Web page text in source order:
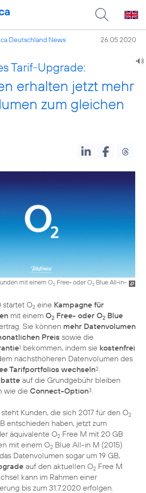
Deutschland News 26.05.2020
Tarif-Upgrade:
erhalten jetzt mehr
zum gleichen
mit einem O2 Free- oder O2 Blue All-in-
startet O2 eine Kampagne für
mit einem O2 Free- oder O2 Blue
Sie können mehr Datenvolumen
Preis sowie die
1 bekommen, indem sie kostenfrei
nächsthöheren Datenvolumen des
Tarifportfolios wechseln2
auf die Grundgebühr bleiben
wie die Connect-Option3
steht Kunden, die sich 2017 für den O2
entschieden haben, jetzt zum
äquivalente O2 Free M mit 20 GB
mit einem O2 Blue All-in M (2015)
Datenvolumen sogar um 19 GB,
auf den aktuellen O2 Free M
kann im Rahmen einer
bis zum 31.7.2020 erfolgen.